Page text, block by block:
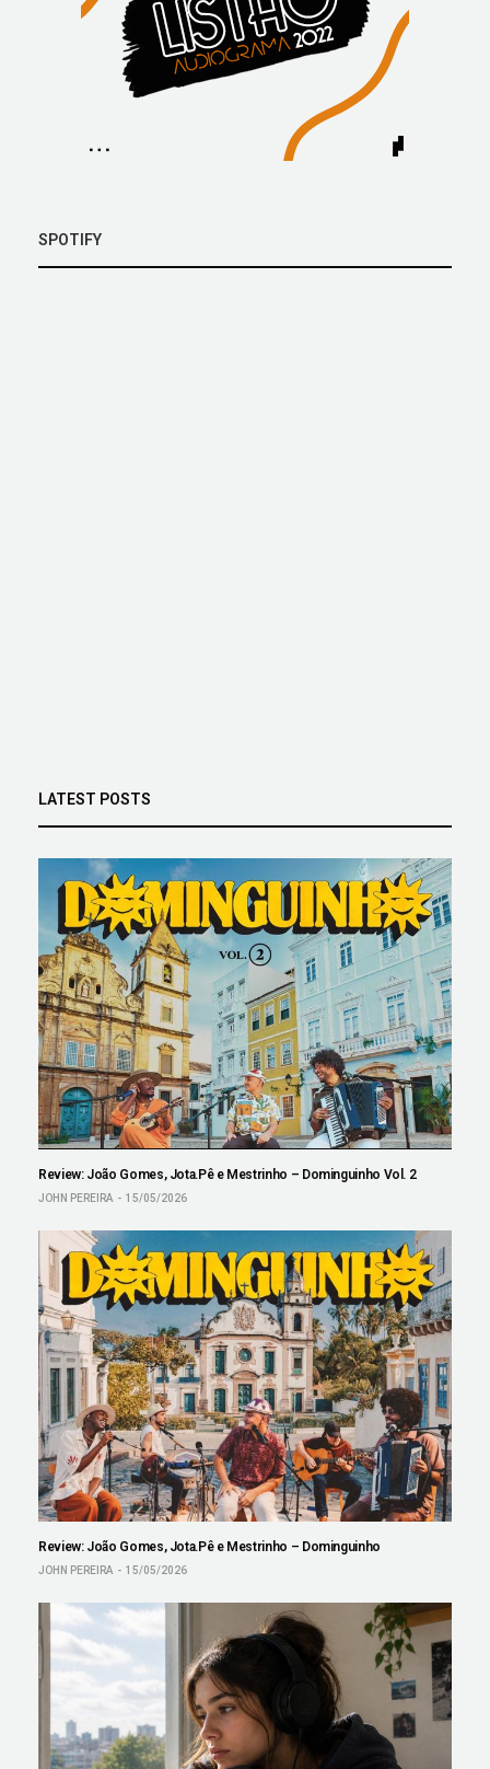
SPOTIFY
LATEST POSTS
Review: João Gomes, Jota.Pê e Mestrinho – Dominguinho Vol. 2
JOHN PEREIRA 15/05/2026
Review: João Gomes, Jota.Pê e Mestrinho – Dominguinho
JOHN PEREIRA 15/05/2026